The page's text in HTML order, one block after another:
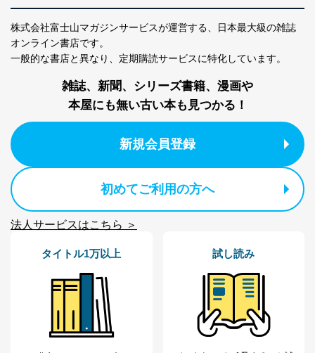
個人情報の取扱いについて
１．個人情報保護管理者
当社は以下の個人情報保護管理者を設置し、個人情報保
護管理者の責任のもと、個人情報を取得・アクセス・利
東京都渋谷区南平台町16-11
個人情報保護管理者: 経営管理グループディレクター 前
２．利用目的
当社が取り扱う開示対象個人情報の利用目的は次のとお
個人情報の種類 利用目的
購入商品の配送のため
商品代金回収のため
ｅメール等による商品、サービ
ス、キャンペーン等の広告の案内
株式会社富士山マガジンサービスが運営する、
日本最大級の雑誌
オンライン書店です。
一般的な書店と異なり、 定期購読サービスに特化しています。
雑誌、新聞、シリーズ書籍、漫画や
本屋にも無い古い本も見つかる！
新規会員登録
初めてご利用の方へ
法人サービスはこちら ＞
タイトル1万以上 試し読み